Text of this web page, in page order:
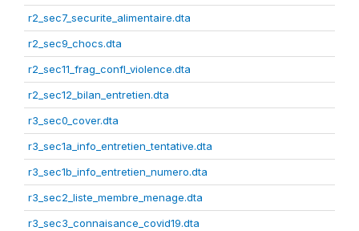
r2_sec7_securite_alimentaire.dta
r2_sec9_chocs.dta
r2_sec11_frag_confl_violence.dta
r2_sec12_bilan_entretien.dta
r3_sec0_cover.dta
r3_sec1a_info_entretien_tentative.dta
r3_sec1b_info_entretien_numero.dta
r3_sec2_liste_membre_menage.dta
r3_sec3_connaisance_covid19.dta